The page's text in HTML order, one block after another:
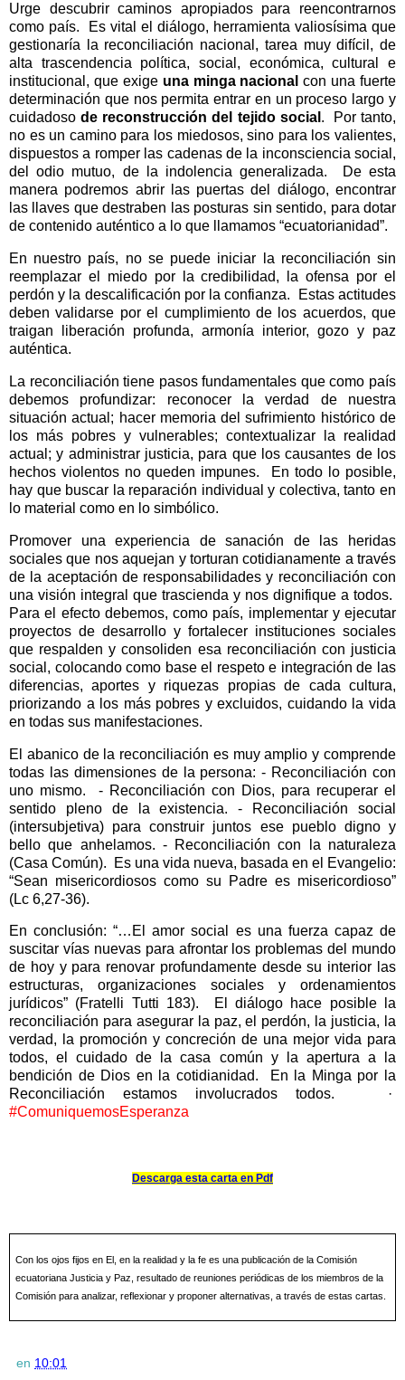
Urge descubrir caminos apropiados para reencontrarnos
como país.
Es vital el diálogo, herramienta valiosísima que
gestionaría la reconciliación nacional, tarea muy difícil, de
alta trascendencia política, social, económica, cultural e
institucional, que exige una minga nacional con una fuerte
determinación que nos permita entrar en un proceso largo y
cuidadosode reconstrucción del tejido social .
Por tanto,
no es un camino para los miedosos, sino para los valientes,
dispuestos a romper las cadenas de la inconsciencia social,
del odio mutuo, de la indolencia generalizada.
De esta
manera podremos abrir las puertas del diálogo, encontrar
las llaves que destraben las posturas sin sentido, para dotar
de contenido auténtico a lo que llamamos “ecuatorianidad”.
En nuestro país, no se puede iniciar la reconciliación sin
reemplazar el miedo por la credibilidad, la ofensa por el
perdón y la descalificación por la confianza.
Estas actitudes
deben validarse por el cumplimiento de los acuerdos, que
traigan liberación profunda, armonía interior, gozo y paz
auténtica.
La reconciliación tiene pasos fundamentales que como país
debemos profundizar: reconocer la verdad de nuestra
situación actual; hacer memoria del sufrimiento histórico de
los más pobres y vulnerables; contextualizar la realidad
actual; y administrar justicia, para que los causantes de los
hechos violentos no queden impunes.
En todo lo posible,
hay que buscar la reparación individual y colectiva, tanto en
lo material como en lo simbólico.
Promover una experiencia de sanación de las heridas
sociales que nos aquejan y torturan cotidianamente a través
de la aceptación de responsabilidades y reconciliación con
una visión integral que trascienda y nos dignifique a todos.
Para el efecto debemos, como país, implementar y ejecutar
proyectos de desarrollo y fortalecer instituciones sociales
que respalden y consoliden esa reconciliación con justicia
social, colocando como base el respeto e integración de las
diferencias, aportes y riquezas propias de cada cultura,
priorizando a los más pobres y excluidos, cuidando la vida
en todas sus manifestaciones.
El abanico de la reconciliación es muy amplio y comprende
todas las dimensiones de la persona: - Reconciliación con
uno mismo.
- Reconciliación con Dios, para recuperar el
sentido pleno de la existencia. - Reconciliación social
(intersubjetiva) para construir juntos ese pueblo digno y
bello que anhelamos. - Reconciliación con la naturaleza
(Casa Común).
Es una vida nueva, basada en el Evangelio:
“Sean misericordiosos como su Padre es misericordioso”
(Lc 6,27-36).
En conclusión: “…El amor social es una fuerza capaz de
suscitar vías nuevas para afrontar los problemas del mundo
de hoy y para renovar profundamente desde su interior las
estructuras, organizaciones sociales y ordenamientos
jurídicos” (Fratelli Tutti 183).
El diálogo hace posible la
reconciliación para asegurar la paz, el perdón, la justicia, la
verdad, la promoción y concreción de una mejor vida para
todos, el cuidado de la casa común y la apertura a la
bendición de Dios en la cotidianidad.
En la Minga por la
Reconciliación estamos involucrados todos.
·
#ComuniquemosEsperanza
Descarga esta carta en Pdf
Con los ojos fijos en El, en la realidad y la fe es una publicación de la Comisión
ecuatoriana Justicia y Paz, resultado de reuniones periódicas de los miembros de la
Comisión para analizar, reflexionar y proponer alternativas, a través de estas cartas.
en 10:01